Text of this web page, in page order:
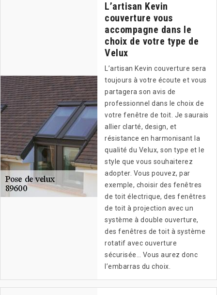
L’artisan Kevin
couverture vous
accompagne dans le
choix de votre type de
Velux
L’artisan Kevin couverture sera
toujours à votre écoute et vous
partagera son avis de
professionnel dans le choix de
votre fenêtre de toit. Je saurais
allier clarté, design, et
résistance en harmonisant la
qualité du Velux, son type et le
style que vous souhaiterez
adopter. Vous pouvez, par
exemple, choisir des fenêtres
de toit électrique, des fenêtres
de toit à projection avec un
système à double ouverture,
des fenêtres de toit à système
rotatif avec ouverture
sécurisée… Vous aurez donc
l’embarras du choix.